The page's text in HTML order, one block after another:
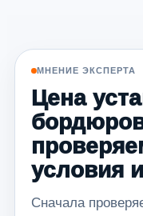
МНЕНИЕ ЭКСПЕРТА
Цена
условия
Сначала